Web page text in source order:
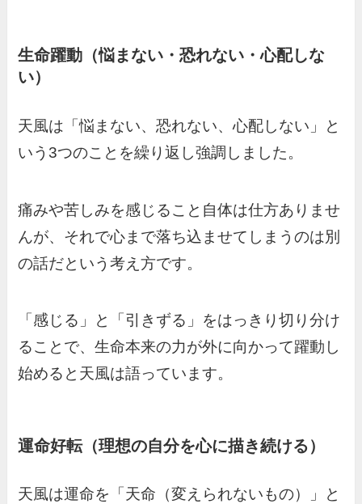
生命躍動（悩まない・恐れない・心配しな
い）
天風は「悩まない、恐れない、心配しない」と
いう3つのことを繰り返し強調しました。
痛みや苦しみを感じること自体は仕方ありませ
んが、それで心まで落ち込ませてしまうのは別
の話だという考え方です。
「感じる」と「引きずる」をはっきり切り分け
ることで、生命本来の力が外に向かって躍動し
始めると天風は語っています。
運命好転（理想の自分を心に描き続ける）
天風は運命を「天命（変えられないもの）」と